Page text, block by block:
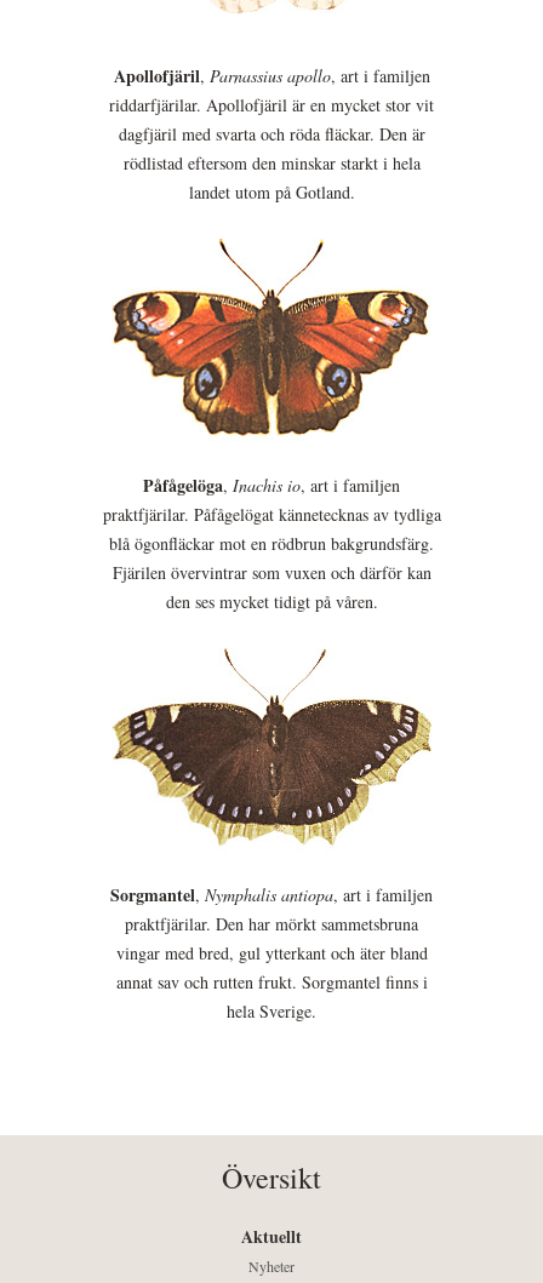
Apollofjäril, Parnassius apollo, art i familjen
riddarfjärilar. Apollofjäril är en mycket stor vit
dagfjäril med svarta och röda fläckar. Den är
rödlistad eftersom den minskar starkt i hela
landet utom på Gotland.
Påfågelöga, Inachis io, art i familjen
praktfjärilar. Påfågelögat kännetecknas av tydliga
blå ögonfläckar mot en rödbrun bakgrundsfärg.
Fjärilen övervintrar som vuxen och därför kan
den ses mycket tidigt på våren.
Sorgmantel, Nymphalis antiopa, art i familjen
praktfjärilar. Den har mörkt sammetsbruna
vingar med bred, gul ytterkant och äter bland
annat sav och rutten frukt. Sorgmantel finns i
hela Sverige.
Översikt
Aktuellt
Nyheter